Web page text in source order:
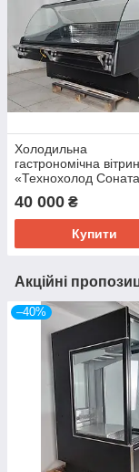
Холодильна
гастрономічна
«Технохолод
м., (Україна), (0° +4°),
викладка 77 см., Б/у
40 000 ₴
Купити
Акційні
–40%